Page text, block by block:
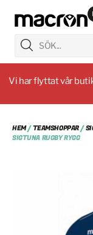
Vi har flyttat vår
HEM/TEAMSHOPPAR/
SIGTUNA RUGBY RYGG